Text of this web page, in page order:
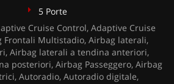
5 Porte
Cruise Control, Adaptive Cruise
Frontali Multistadio, Airbag laterali,
Airbag laterali a tendina anteriori,
posteriori, Airbag Passeggero, Airbag
Autoradio, Autoradio digitale,